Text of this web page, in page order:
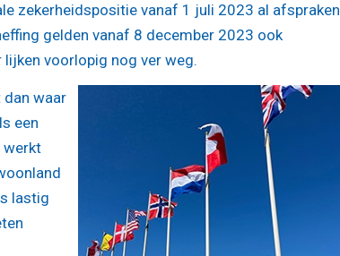
zekerheidspositie vanaf 1 juli 2023 al afspraken
gelden vanaf 8 december 2023 ook
voorlopig nog ver weg.
dan waar
een
werkt
lastig